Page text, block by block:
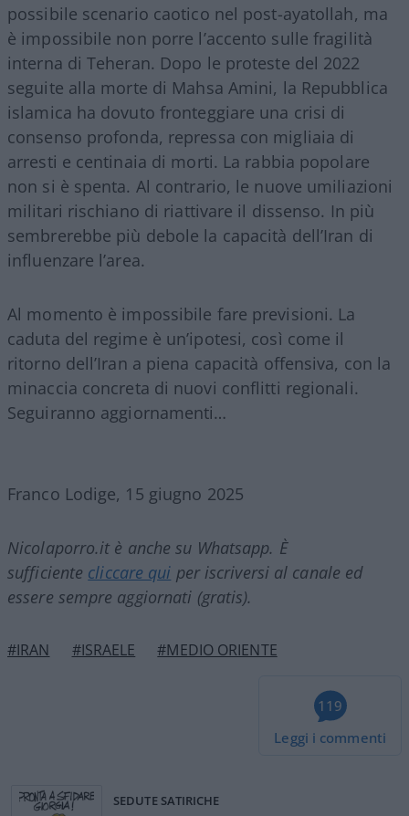
possibile scenario caotico nel post-ayatollah, ma
è impossibile non porre l’accento sulle fragilità
interna di Teheran. Dopo le proteste del 2022
seguite alla morte di Mahsa Amini, la Repubblica
islamica ha dovuto fronteggiare una crisi di
consenso profonda, repressa con migliaia di
arresti e centinaia di morti. La rabbia popolare
non si è spenta. Al contrario, le nuove umiliazioni
militari rischiano di riattivare il dissenso. In più
sembrerebbe più debole la capacità dell’Iran di
influenzare l’area.
Al momento è impossibile fare previsioni. La
caduta del regime è un’ipotesi, così come il
ritorno dell’Iran a piena capacità offensiva, con la
minaccia concreta di nuovi conflitti regionali.
Seguiranno aggiornamenti…
Franco Lodige, 15 giugno 2025
Nicolaporro.it è anche su Whatsapp. È
sufficiente cliccare qui per iscriversi al canale ed
essere sempre aggiornati (gratis).
#IRAN #ISRAELE #MEDIO ORIENTE
119
Leggi i commenti
SEDUTE SATIRICHE